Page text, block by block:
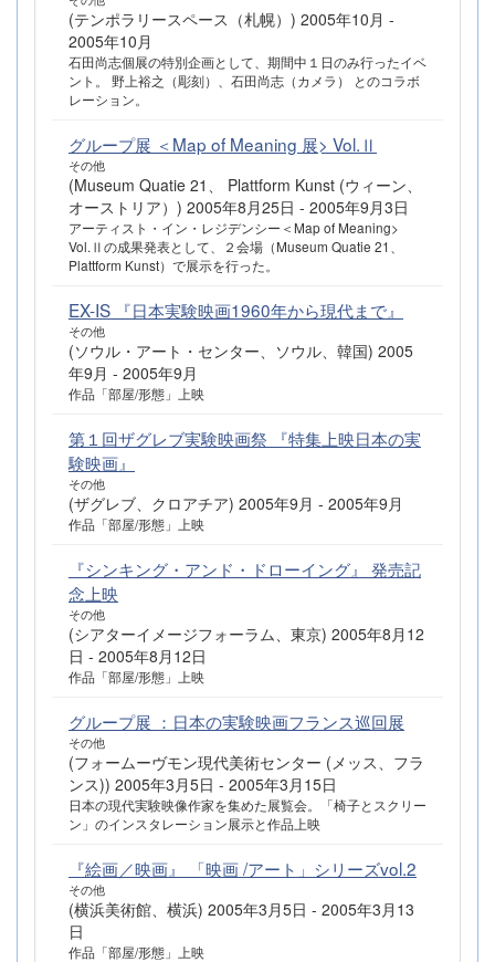
(テンポラリースペース（札幌）) 2005年10月 -
2005年10月
石田尚志個展の特別企画として、期間中１日のみ行ったイベ
ント。 野上裕之（彫刻）、石田尚志（カメラ） とのコラボ
レーション。
グループ展 ＜Map of Meaning 展> Vol.Ⅱ
その他
(Museum Quatie 21、 Plattform Kunst (ウィーン、
オーストリア）) 2005年8月25日 - 2005年9月3日
アーティスト・イン・レジデンシー＜Map of Meaning>
Vol.Ⅱの成果発表として、２会場（Museum Quatie 21、
Plattform Kunst）で展示を行った。
EX-IS 『日本実験映画1960年から現代まで』
その他
(ソウル・アート・センター、ソウル、韓国) 2005
年9月 - 2005年9月
作品「部屋/形態」上映
第１回ザグレブ実験映画祭 『特集上映日本の実
験映画』
その他
(ザグレブ、クロアチア) 2005年9月 - 2005年9月
作品「部屋/形態」上映
『シンキング・アンド・ドローイング』 発売記
念上映
その他
(シアターイメージフォーラム、東京) 2005年8月12
日 - 2005年8月12日
作品「部屋/形態」上映
グループ展 ：日本の実験映画フランス巡回展
その他
(フォームーヴモン現代美術センター (メッス、フラ
ンス)) 2005年3月5日 - 2005年3月15日
日本の現代実験映像作家を集めた展覧会。「椅子とスクリー
ン」のインスタレーション展示と作品上映
『絵画／映画』 「映画 /アート」シリーズvol.2
その他
(横浜美術館、横浜) 2005年3月5日 - 2005年3月13
日
作品「部屋/形態」上映